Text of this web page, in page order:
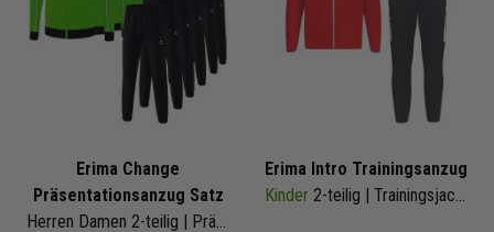
Erima Change
Präsentationsanzug Satz
Erima Intro Trainingsanzug
Kinder 2-teilig | Trainingsjacke Trainingshose